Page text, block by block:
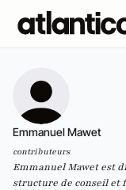
Emmanuel Mawet
contributeurs
Emmanuel Mawet est
structure de conseil et